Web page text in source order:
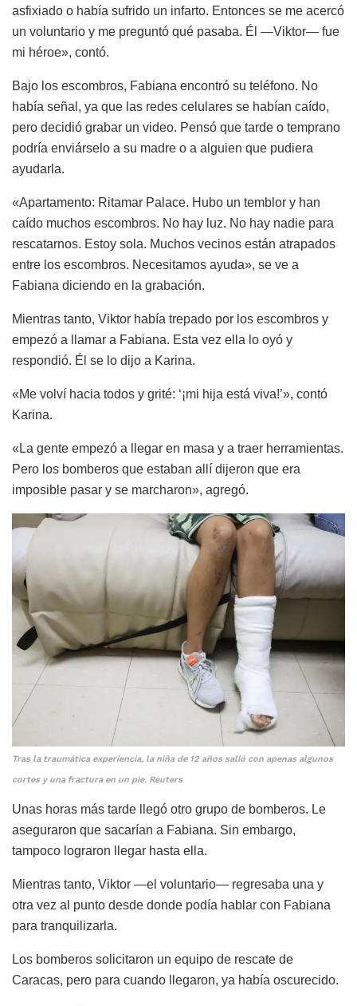
asfixiado o había sufrido un infarto. Entonces se me acercó
un voluntario y me preguntó qué pasaba. Él —Viktor— fue
mi héroe», contó.
Bajo los escombros, Fabiana encontró su teléfono. No
había señal, ya que las redes celulares se habían caído,
pero decidió grabar un video. Pensó que tarde o temprano
podría enviárselo a su madre o a alguien que pudiera
ayudarla.
«Apartamento: Ritamar Palace. Hubo un temblor y han
caído muchos escombros. No hay luz. No hay nadie para
rescatarnos. Estoy sola. Muchos vecinos están atrapados
entre los escombros. Necesitamos ayuda», se ve a
Fabiana diciendo en la grabación.
Mientras tanto, Viktor había trepado por los escombros y
empezó a llamar a Fabiana. Esta vez ella lo oyó y
respondió. Él se lo dijo a Karina.
«Me volví hacia todos y grité: ‘¡mi hija está viva!’», contó
Karina.
«La gente empezó a llegar en masa y a traer herramientas.
Pero los bomberos que estaban allí dijeron que era
imposible pasar y se marcharon», agregó.
Tras la traumática experiencia, la niña de 12 años salió con apenas algunos
cortes y una fractura en un pie. Reuters
Unas horas más tarde llegó otro grupo de bomberos. Le
aseguraron que sacarían a Fabiana. Sin embargo,
tampoco lograron llegar hasta ella.
Mientras tanto, Viktor —el voluntario— regresaba una y
otra vez al punto desde donde podía hablar con Fabiana
para tranquilizarla.
Los bomberos solicitaron un equipo de rescate de
Caracas, pero para cuando llegaron, ya había oscurecido.